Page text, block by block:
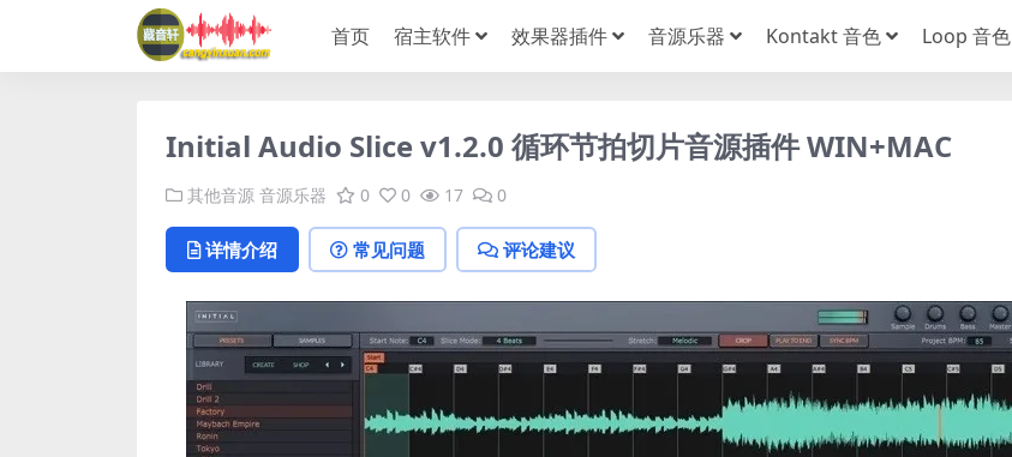
首页 宿主软件 效果器插件 音源乐器 Kontakt 音色 Loop 音色
Initial Audio Slice v1.2.0 循环节拍切片音源插件 WIN+MAC
其他音源 音源乐器 0 0 17 0
详情介绍 常见问题 评论建议